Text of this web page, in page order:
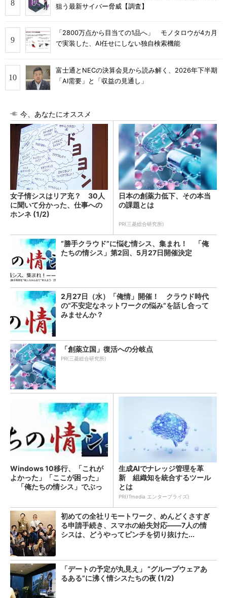
狙う最新サイバー脅威【調査】
「2800万点から目当ての1品へ」 モノタロウが4カ月
で実装した、AI任せにしない独自検索機能
富士通とNECの決算会見から読み解く、2026年下半期
「AI需要」と「収益の見通し」
今、あなたにオススメ
女子情シスはリア充？ 30人
に聞いて分かった、仕事への
ホンネ (1/2)
日本の創薬力低下、その本当
の課題とは
PR(三菱総合研究所)
“勝手クラウド”に悩む情シス、集まれ！ 「俺
たちの情シス」第2回、5月27日開催決定
2月27日（水）「俺情」開催！ クラウド時代
の“不安定なネットワークの悩み”を話し合って
みませんか？
「創薬立国」復活への分岐点
PR(三菱総合研究所)
Windows 10移行、「これが
よかった」「ここが困った」
「俺たちの情シス」でぶっ
生成AIでナレッジ管理を革
新 組織知を統合するツール
とは
PR(ITmedia エンタープライズ)
初めての全社リモートワーク、めんどくさすぎ
る申請手続き、スマホの紛失対応――7人の情
シスは、どうやってピンチを切り抜けた...
「デートの予定が丸見え」 “グループウェアあ
るある”に沸く情シスたちの夜 (1/2)